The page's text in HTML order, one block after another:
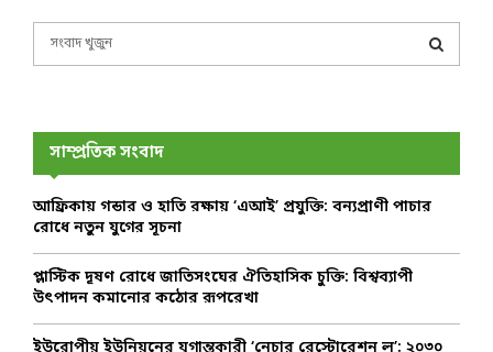
f
r
E
A
সাম্প্রতিক সংবাদ
আফ্রিকায় গন্ডার ও হাতি রক্ষায় ‘এআই’ প্রযুক্তি: বন্যপ্রাণী পাচার
রোধে নতুন যুগের সূচনা
প্লাস্টিক দূষণ রোধে জাতিসংঘের ঐতিহাসিক চুক্তি: বিশ্বব্যাপী
উৎপাদন কমানোর কঠোর রূপরেখা
ইউরোপীয় ইউনিয়নের যুগান্তকারী ‘নেচার রেস্টোরেশন ল’: ২০৩০